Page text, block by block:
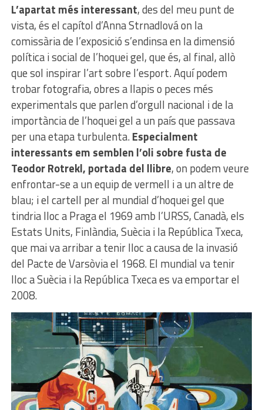
L’apartat més interessant, des del meu punt de
vista, és el capítol d’Anna Strnadlová on la
comissària de l’exposició s’endinsa en la dimensió
política i social de l’hoquei gel, que és, al final, allò
que sol inspirar l’art sobre l’esport. Aquí podem
trobar fotografia, obres a llapis o peces més
experimentals que parlen d’orgull nacional i de la
importància de l’hoquei gel a un país que passava
per una etapa turbulenta.Especialment
interessants em semblen l’oli sobre fusta de
Teodor Rotrekl, portada del llibre, on podem veure
enfrontar-se a un equip de vermell i a un altre de
blau; i el cartell per al mundial d’hoquei gel que
tindria lloc a Praga el 1969 amb l’URSS, Canadà, els
Estats Units, Finlàndia, Suècia i la República Txeca,
que mai va arribar a tenir lloc a causa de la invasió
del Pacte de Varsòvia el 1968. El mundial va tenir
lloc a Suècia i la República Txeca es va emportar el
2008.